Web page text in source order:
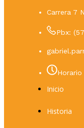
Carrera 7
Pbx:
Inicio
Historia